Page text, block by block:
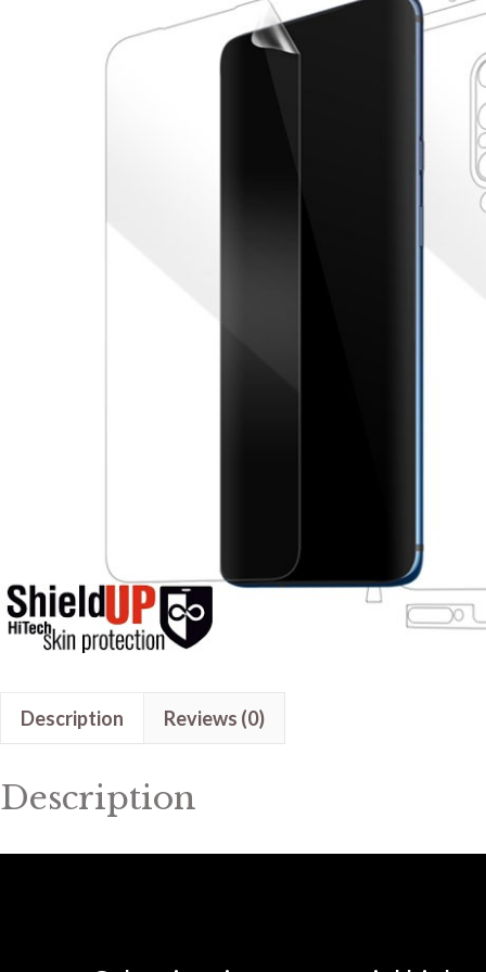
Description Reviews (0)
Description